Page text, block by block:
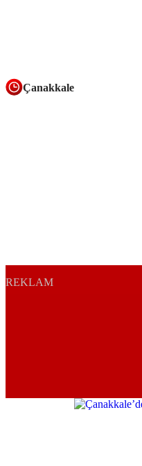
Çanakkale
REKLAM